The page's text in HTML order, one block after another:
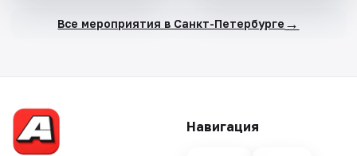
Все мероприятия в Санкт-Петербурге →
Навигация